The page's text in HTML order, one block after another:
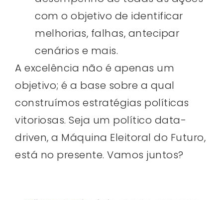
com o objetivo de identificar
melhorias, falhas, antecipar
cenários e mais.
A excelência não é apenas um
objetivo; é a base sobre a qual
construímos estratégias políticas
vitoriosas. Seja um político data-
driven, a Máquina Eleitoral do Futuro,
está no presente. Vamos juntos?